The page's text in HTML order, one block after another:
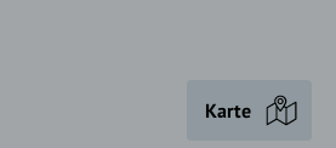
Karte